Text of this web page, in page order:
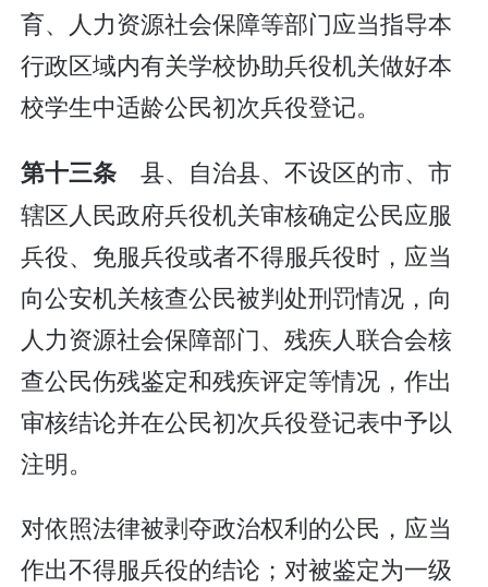
育、人力资源社会保障等部门应当指导本
行政区域内有关学校协助兵役机关做好本
校学生中适龄公民初次兵役登记。
第十三条县、自治县、不设区的市、市
辖区人民政府兵役机关审核确定公民应服
兵役、免服兵役或者不得服兵役时，应当
向公安机关核查公民被判处刑罚情况，向
人力资源社会保障部门、残疾人联合会核
查公民伤残鉴定和残疾评定等情况，作出
审核结论并在公民初次兵役登记表中予以
注明。
对依照法律被剥夺政治权利的公民，应当
作出不得服兵役的结论；对被鉴定为一级